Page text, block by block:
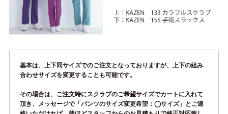
基本は、上下同サイズでのご注文となっておりますが、上下の組み
合わせサイズを変更することも可能です。
その場合は、ご注文時にスクラブのご希望サイズでカートに入れて
頂き、メッセージで「パンツのサイズ変更希望：◯サイズ」とご連